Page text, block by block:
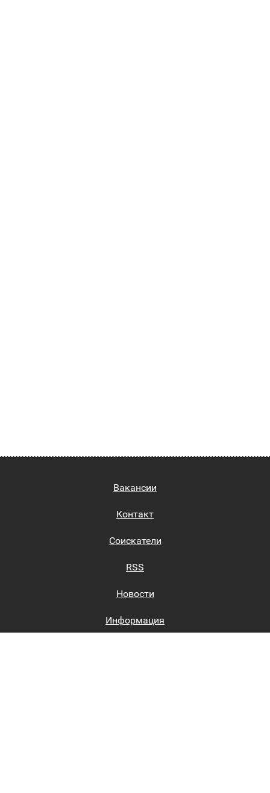
Вакансии
Контакт
Соискатели
RSS
Новости
Информация